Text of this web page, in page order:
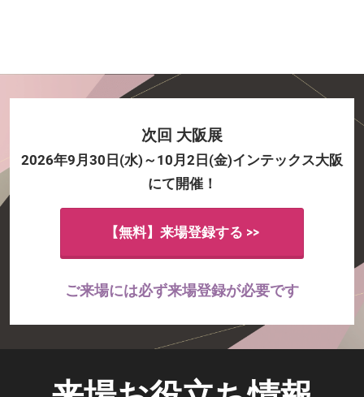
次回 大阪展
2026年9月30日(水)～10月2日(金)インテックス大阪
にて開催！
【無料】来場登録する >>
ご来場には必ず来場登録が必要です